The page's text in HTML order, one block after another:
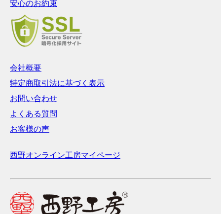
安心のお約束
会社概要
特定商取引法に基づく表示
お問い合わせ
よくある質問
お客様の声
西野オンライン工房マイページ